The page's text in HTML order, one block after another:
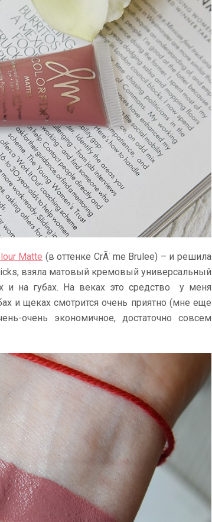
Matte (в оттенке CrÃ¨me Brulee) – и решила
взяла матовый кремовый универсальный
и на губах. На веках это средство у меня
и щеках смотрится очень приятно (мне еще
очень экономичное, достаточно совсем